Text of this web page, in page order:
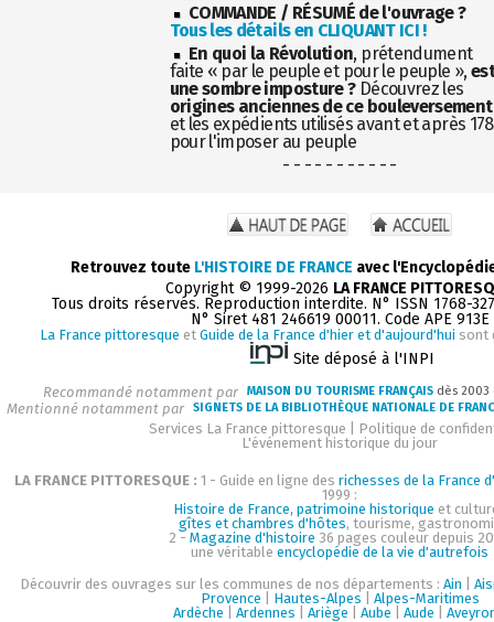
COMMANDE / RÉSUMÉ de l'ouvrage ?
Tous les détails en CLIQUANT ICI !
En quoi la Révolution, prétendument
faite « par le peuple et pour le peuple »,
une sombre imposture ?Découvrez les
origines anciennes de ce bouleversement
et les expédients utilisés avant et après
pour l'imposer au peuple
- - - - - - - - - - -
Retrouvez toute L'HISTOIRE DE FRANCE avec
Copyright © 1999-2026 LA FRANCE
Tous droits réservés. Reproduction interdite. N° ISSN 1768-
N° Siret 481 246619 00011. Code APE 913E
La France pittoresque et Guide de la France d'hier et d'aujourd'hui sont
Site déposé à l'INPI
Recommandé notamment par MAISON DU TOURISME FRANÇAIS dès
Mentionné notamment par SIGNETS DE LA BIBLIOTHÈQUE NATIONALE DE
Services La France pittoresque
Politique de
L'événement historique du jour
LA FRANCE PITTORESQUE : 1 - Guide en ligne des richesses de la France
1999 :
Histoire de France, patrimoine historique et
gîtes et chambres d'hôtes, tourisme,
2 - Magazine d'histoire 36 pages couleur depuis
une véritable encyclopédie de la vie d'autrefois
Découvrir des ouvrages sur les communes de nos départements : Ain
Provence
Hautes-Alpes
Alpes-Maritimes
Ardèche
Ardennes Ariège Aube Aude